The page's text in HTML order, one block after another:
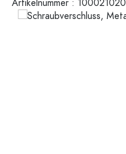
Artikelnummer : 100021020